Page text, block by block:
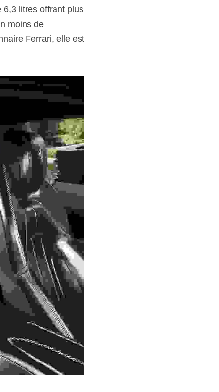
6,3 litres offrant plus
moins de
Ferrari, elle est